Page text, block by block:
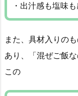
・出汁感も塩味
また、具材入りの
あり、「混ぜご飯
この